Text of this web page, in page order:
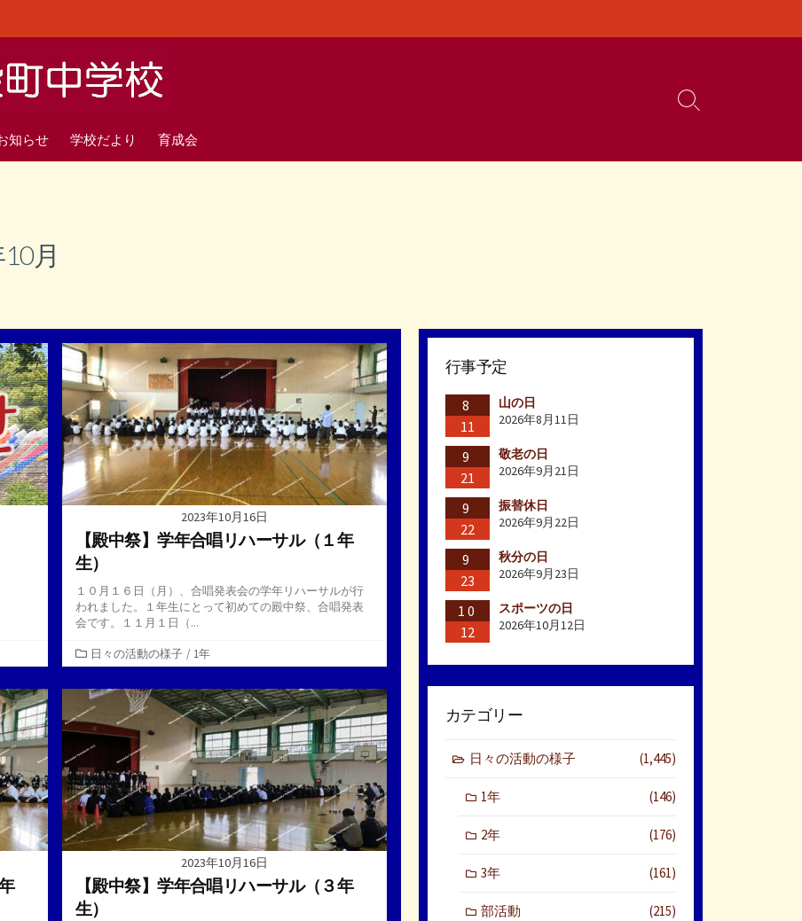
知らせ 学校だより 育成会
検
り
月
2023年10月16日
【殿中祭】学年合唱リハーサル（１年
生）
１０月１６日（月）、合唱発表会の学年リハーサルが行
われました。１年生にとって初めての殿中祭、合唱発表
会です。１１月１日（...
カ
テ
ゴ
リ
ー
日々の活動の様子 / 1年
2023年10月16日
【殿中祭】学年合唱リハーサル（３年
生）
行事予定
8
11
山の日
2026年8月11日
9
21
敬老の日
2026年9月21日
9
22
振替休日
2026年9月22日
9
23
秋分の日
2026年9月23日
10
12
スポーツの日
2026年10月12日
カテゴリー
日々の活動の様子 (1,445)
1年 (146)
2年 (176)
3年 (161)
部活動 (215)